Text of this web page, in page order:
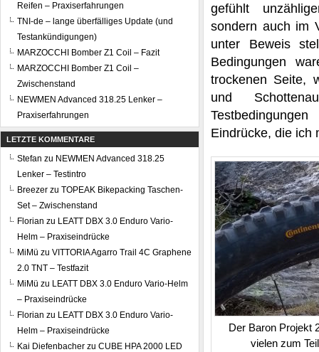
Reifen – Praxiserfahrungen
TNI-de – lange überfälliges Update (und
Testankündigungen)
MARZOCCHI Bomber Z1 Coil – Fazit
MARZOCCHI Bomber Z1 Coil –
Zwischenstand
NEWMEN Advanced 318.25 Lenker –
Praxiserfahrungen
LETZTE KOMMENTARE
Stefan zu NEWMEN Advanced 318.25
Lenker – Testintro
Breezer zu TOPEAK Bikepacking Taschen-
Set – Zwischenstand
Florian zu LEATT DBX 3.0 Enduro Vario-
Helm – Praxiseindrücke
MiMü zu VITTORIA Agarro Trail 4C Graphene
2.0 TNT – Testfazit
MiMü zu LEATT DBX 3.0 Enduro Vario-Helm
– Praxiseindrücke
Florian zu LEATT DBX 3.0 Enduro Vario-
Helm – Praxiseindrücke
Kai Diefenbacher zu CUBE HPA 2000 LED
gefühlt
sondern auch im
unter Beweis
Bedingungen
trockenen Seite,
und
Eindrücke, die ich
Der Baron Projekt
vielen zum